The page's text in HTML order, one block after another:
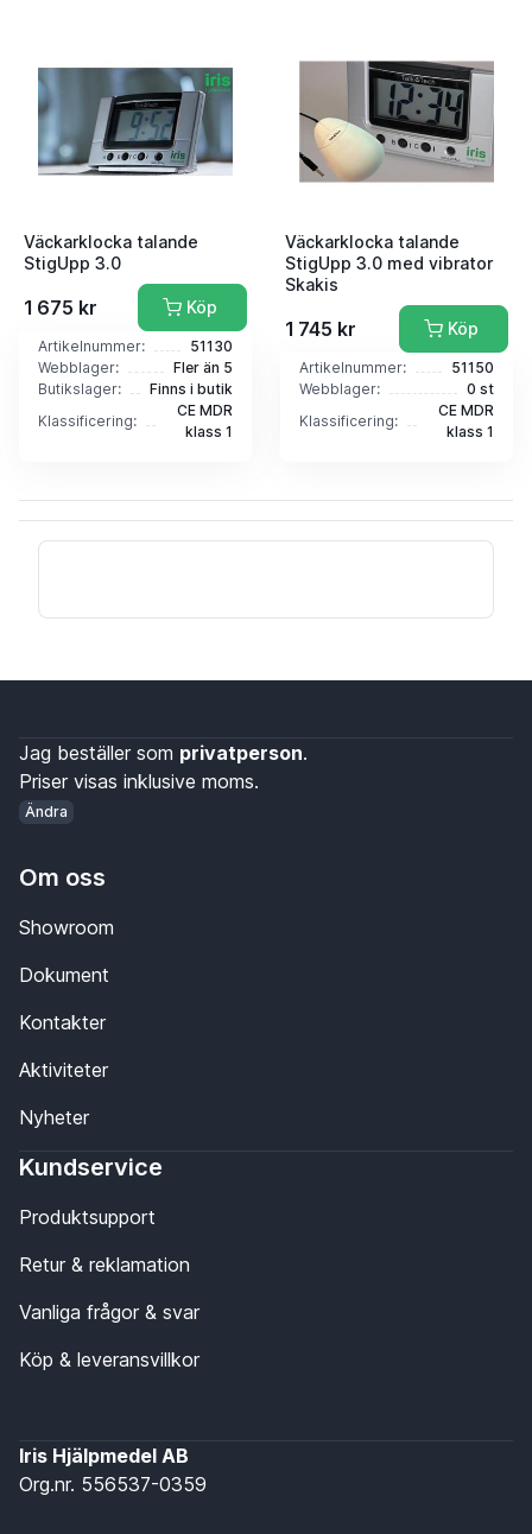
Väckarklocka talande
StigUpp 3.0
1 675 kr Köp
Artikelnummer:
51130
Webblager:
Fler än 5
Butikslager:
Finns i butik
Klassificering:
CE MDR
klass 1
Väckarklocka talande
StigUpp 3.0 med vibrator
Skakis
1 745 kr Köp
Artikelnummer:
51150
Webblager:
0 st
Klassificering:
CE MDR
klass 1
Jag beställer som privatperson.
Priser visas inklusive moms.
Ändra
Om oss
Showroom
Dokument
Kontakter
Aktiviteter
Nyheter
Kundservice
Produktsupport
Retur & reklamation
Vanliga frågor & svar
Köp & leveransvillkor
Iris Hjälpmedel AB
Org.nr. 556537-0359